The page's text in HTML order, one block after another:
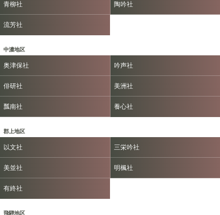
青柳社 陶吟社
流芳社
中濃地区
奥津保社 吟声社
俳研社 美洲社
瓢南社 養心社
郡上地区
以文社 三栄吟社
美並社 明楓社
有終社
飛騨地区